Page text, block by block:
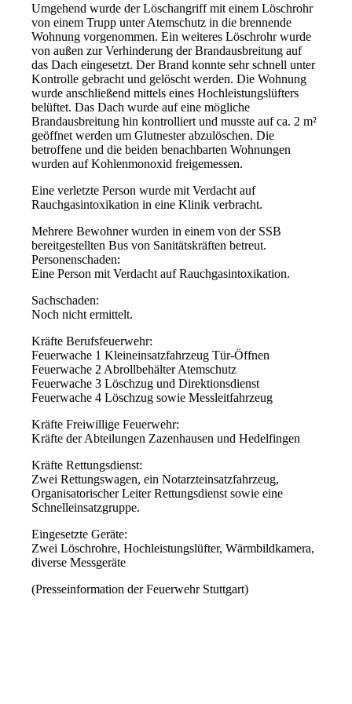
Umgehend wurde der Löschangriff mit einem Löschrohr
von einem Trupp unter Atemschutz in die brennende
Wohnung vorgenommen. Ein weiteres Löschrohr wurde
von außen zur Verhinderung der Brandausbreitung auf
das Dach eingesetzt. Der Brand konnte sehr schnell unter
Kontrolle gebracht und gelöscht werden. Die Wohnung
wurde anschließend mittels eines Hochleistungslüfters
belüftet. Das Dach wurde auf eine mögliche
Brandausbreitung hin kontrolliert und musste auf ca. 2 m²
geöffnet werden um Glutnester abzulöschen. Die
betroffene und die beiden benachbarten Wohnungen
wurden auf Kohlenmonoxid freigemessen.
Eine verletzte Person wurde mit Verdacht auf
Rauchgasintoxikation in eine Klinik verbracht.
Mehrere Bewohner wurden in einem von der SSB
bereitgestellten Bus von Sanitätskräften betreut.
Personenschaden:
Eine Person mit Verdacht auf Rauchgasintoxikation.
Sachschaden:
Noch nicht ermittelt.
Kräfte Berufsfeuerwehr:
Feuerwache 1 Kleineinsatzfahrzeug Tür-Öffnen
Feuerwache 2 Abrollbehälter Atemschutz
Feuerwache 3 Löschzug und Direktionsdienst
Feuerwache 4 Löschzug sowie Messleitfahrzeug
Kräfte Freiwillige Feuerwehr:
Kräfte der Abteilungen Zazenhausen und Hedelfingen
Kräfte Rettungsdienst:
Zwei Rettungswagen, ein Notarzteinsatzfahrzeug,
Organisatorischer Leiter Rettungsdienst sowie eine
Schnelleinsatzgruppe.
Eingesetzte Geräte:
Zwei Löschrohre, Hochleistungslüfter, Wärmbildkamera,
diverse Messgeräte
(Presseinformation der Feuerwehr Stuttgart)